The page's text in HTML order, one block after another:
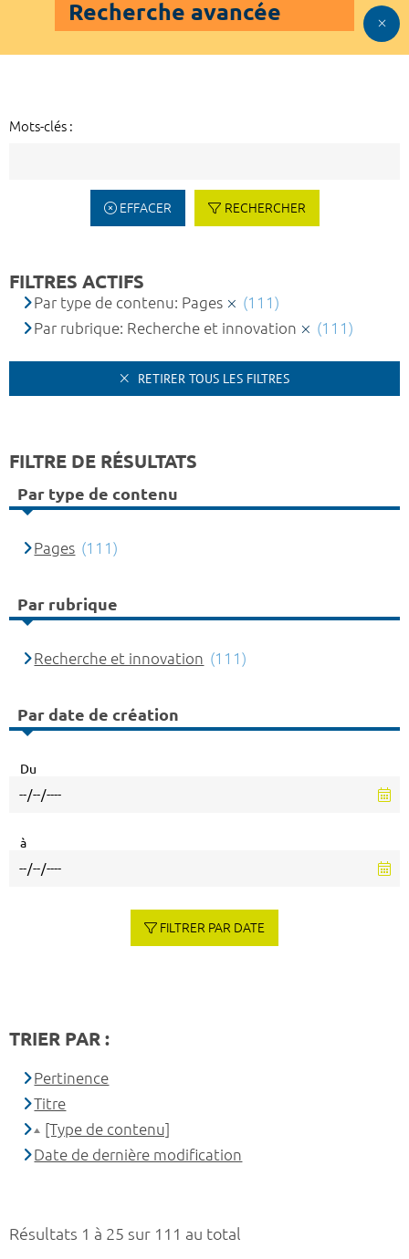
Recherche avancée
Mots-clés :
EFFACER RECHERCHER
Résultats 1 à 25 sur 111 au total
FILTRES ACTIFS
Par type de contenu: Pages
(111)
Par rubrique: Recherche et innovation
(111)
RETIRER TOUS LES FILTRES
FILTRE DE RÉSULTATS
Par type de contenu
Pages (111)
Par rubrique
Recherche et innovation (111)
Par date de création
Du
à
FILTRER PAR DATE
TRIER PAR :
Pertinence
Titre
[Type de contenu]
Date de dernière modification